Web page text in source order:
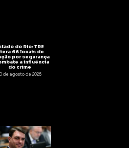
do Rio: TRE
66 locais de
por segurança
a influência
do crime
de agosto de 2026